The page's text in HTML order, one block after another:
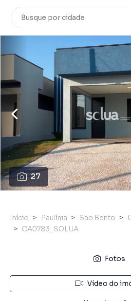
27
Início Paulínia São Bento
CA0783_SOLUA
Fotos
Vídeo do